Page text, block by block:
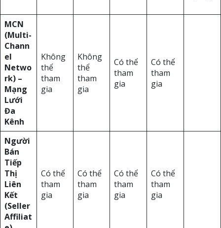
MCN
(Multi-
Chann
el
Netwo
rk) –
Mạng
Lưới
Đa
Kênh
Không
thể
tham
gia
Không
thể
tham
gia
Có thể
tham
gia
Có thể
tham
gia
Người
Bán
Tiếp
Thị
Liên
Kết
(Seller
Affiliat
Có thể
tham
gia
Có thể
tham
gia
Có thể
tham
gia
Có thể
tham
gia